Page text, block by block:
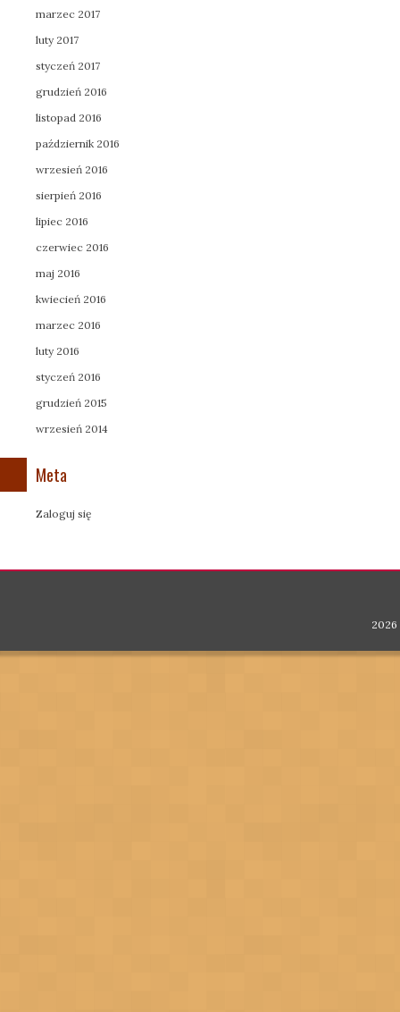
marzec 2017
luty 2017
styczeń 2017
grudzień 2016
listopad 2016
październik 2016
wrzesień 2016
sierpień 2016
lipiec 2016
czerwiec 2016
maj 2016
kwiecień 2016
marzec 2016
luty 2016
styczeń 2016
grudzień 2015
wrzesień 2014
Meta
Zaloguj się
2026